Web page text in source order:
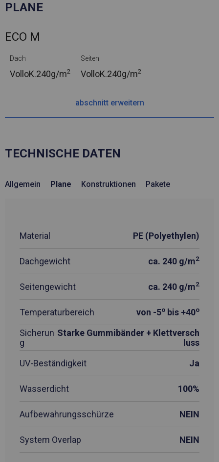
PLANE
ECO M
Dach
VolloK.240g/m2
Seiten
VolloK.240g/m2
abschnitt erweitern
TECHNISCHE DATEN
Allgemein Plane Konstruktionen Pakete
Material PE (Polyethylen)
Dachgewicht ca. 240 g/m2
Seitengewicht ca. 240 g/m2
Temperaturbereich von -5o bis +40o
Sicherun
g
Starke Gummibänder + Klettversch
luss
UV-Beständigkeit
Ja
Wasserdicht 100%
Aufbewahrungsschürze NEIN
System Overlap NEIN